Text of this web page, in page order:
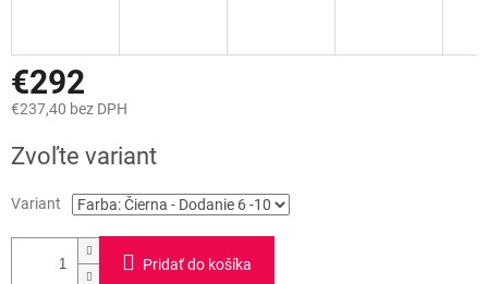
€292
€237,40 bez DPH
cena:
Zvoľte variant
Variant
Pridať do košíka